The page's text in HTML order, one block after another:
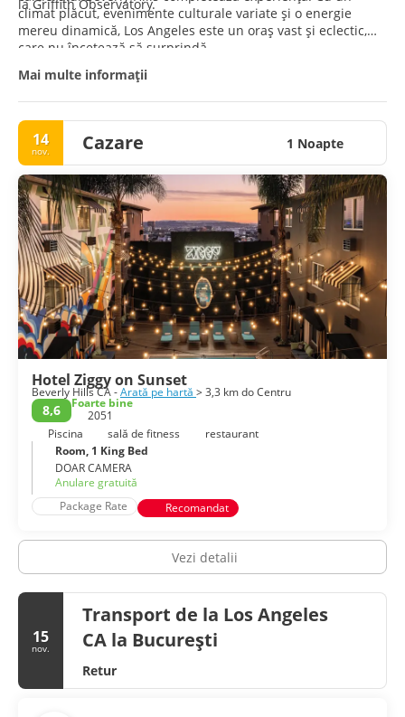
la Griffith Observatory.
climat plăcut, evenimente culturale variate și o energie
mereu dinamică, Los Angeles este un oraș vast și eclectic,
care nu încetează să surprindă.
Mai multe informații
14
nov. Cazare 1 Noapte
Hotel Ziggy on Sunset
Beverly Hills CA -Arată pe hartă > 3,3 km do Centru
8,6
Foarte bine
2051
Piscina
sală de fitness
restaurant
Room, 1 King Bed
DOAR CAMERA
Anulare gratuită
Package Rate
Recomandat
Vezi detalii
15
nov.
Transport de la Los Angeles
CA la București
Retur